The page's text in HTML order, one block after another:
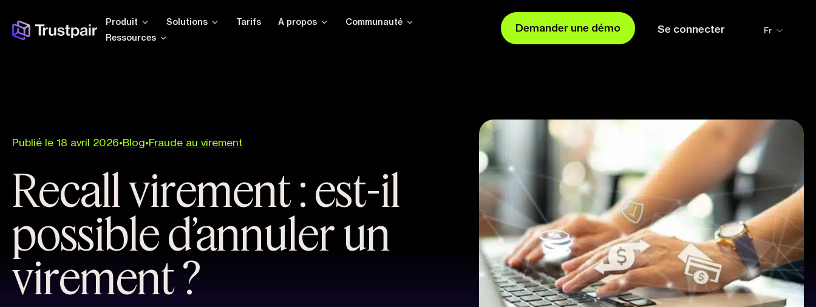
Produit Solutions Tarifs A propos
Communauté
Ressources
Demander une démo Se connecter Fr
Publié le 18 avril 2026•Blog•Fraude au virement
Recall virement : est-il
possible d’annuler un
virement ?